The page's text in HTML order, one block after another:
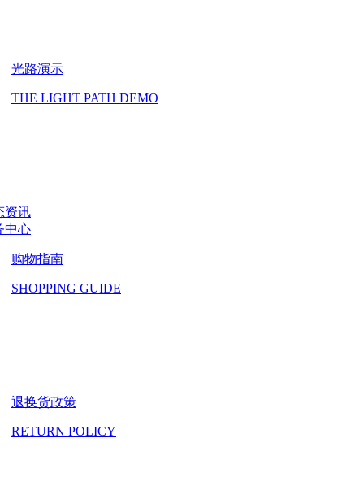
光路演示
THE LIGHT PATH DEMO
资讯
中心
购物指南
SHOPPING GUIDE
退换货政策
RETURN POLICY